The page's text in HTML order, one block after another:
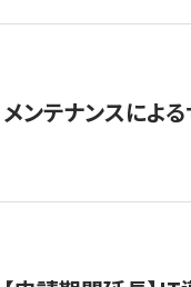
メンテナンスによ